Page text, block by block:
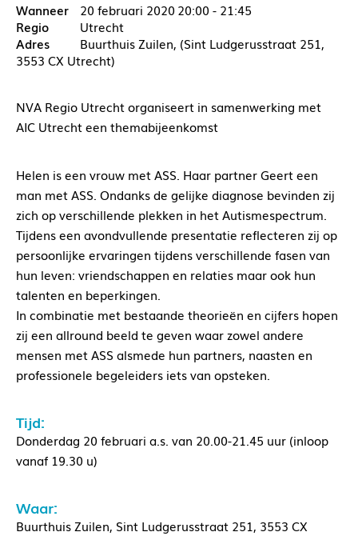
20 februari 202020:00 - 21:45
Utrecht
Buurthuis Zuilen, (Sint Ludgerusstraat 251,
3553 CX Utrecht)
NVA Regio Utrecht organiseert in samenwerking met
AIC Utrecht een themabijeenkomst
Helen is een vrouw met ASS. Haar partner Geert een
man met ASS. Ondanks de gelijke diagnose bevinden zij
zich op verschillende plekken in het Autismespectrum.
Tijdens een avondvullende presentatie reflecteren zij op
persoonlijke ervaringen tijdens verschillende fasen van
hun leven: vriendschappen en relaties maar ook hun
talenten en beperkingen.
In combinatie met bestaande theorieën en cijfers hopen
zij een allround beeld te geven waar zowel andere
mensen met ASS alsmede hun partners, naasten en
professionele begeleiders iets van opsteken.
Tijd:
Donderdag 20 februari a.s. van 20.00-21.45 uur (inloop
vanaf 19.30 u)
Waar:
Buurthuis Zuilen, Sint Ludgerusstraat 251, 3553 CX